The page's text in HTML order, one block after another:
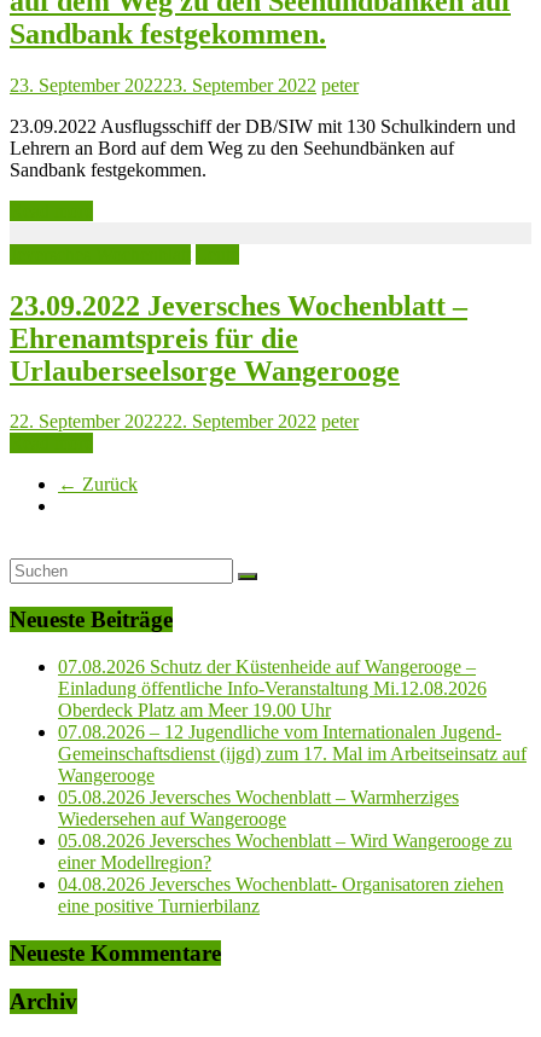
Sandbank festgekommen.
23. September 202223. September 2022 peter
23.09.2022 Ausflugsschiff der DB/SIW mit 130 Schulkindern und
Lehrern an Bord auf dem Weg zu den Seehundbänken auf
Sandbank festgekommen.
23.09.2022 Jeversches Wochenblatt –
Ehrenamtspreis für die
Urlauberseelsorge Wangerooge
22. September 202222. September 2022 peter
← Zurück
Neueste Beiträge
07.08.2026 Schutz der Küstenheide auf Wangerooge –
Einladung öffentliche Info-Veranstaltung Mi.12.08.2026
Oberdeck Platz am Meer 19.00 Uhr
07.08.2026 – 12 Jugendliche vom Internationalen Jugend-
Gemeinschaftsdienst (ijgd) zum 17. Mal im Arbeitseinsatz auf
Wangerooge
05.08.2026 Jeversches Wochenblatt – Warmherziges
Wiedersehen auf Wangerooge
05.08.2026 Jeversches Wochenblatt – Wird Wangerooge zu
einer Modellregion?
04.08.2026 Jeversches Wochenblatt- Organisatoren ziehen
eine positive Turnierbilanz
Neueste Kommentare
Archiv